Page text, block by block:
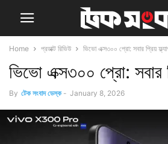
Home প্রডাক্ট রিভিউ ভিভো এক্স৩০০ প্রো: সবার প্রিয়
ভিভো এক্স৩০০ প্রো: সবার
By টেক সংবাদ ডেস্ক - January 8, 2026